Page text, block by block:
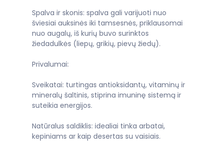
Spalva ir skonis: spalva gali varijuoti nuo
šviesiai auksinės iki tamsesnės, priklausomai
nuo augalų, iš kurių buvo surinktos
žiedadulkės (liepų, grikių, pievų žiedų).
Privalumai:
Sveikatai: turtingas antioksidantų, vitaminų ir
mineralų šaltinis, stiprina imuninę sistemą ir
suteikia energijos.
Natūralus saldiklis: idealiai tinka arbatai,
kepiniams ar kaip desertas su vaisiais.